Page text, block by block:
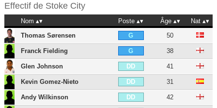
Effectif de Stoke City
Nom Poste Âge
Nat
Thomas Sørensen
G 50
Franck Fielding G 38
Glen Johnson DD 41
Kevin Gomez-Nieto DD 31
Andy Wilkinson DD 42